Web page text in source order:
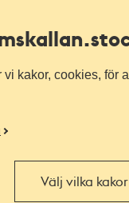
kakor, cookies, för
Välj vilka